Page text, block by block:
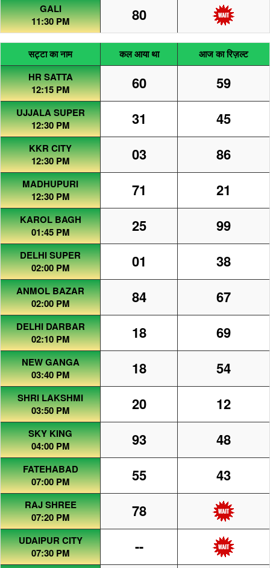
GALI
11:30 PM
80
सट्टा का नाम कल आया था
आज का रिज़ल्ट
HR SATTA
12:15 PM
60 59
UJJALA SUPER
12:30 PM
31 45
KKR CITY
12:30 PM
03 86
MADHUPURI
12:30 PM
71 21
KAROL BAGH
01:45 PM
25 99
DELHI SUPER
02:00 PM
01 38
ANMOL BAZAR
02:00 PM
84 67
DELHI DARBAR
02:10 PM
18 69
NEW GANGA
03:40 PM
18 54
SHRI LAKSHMI
03:50 PM
20 12
SKY KING
04:00 PM
93 48
FATEHABAD
07:00 PM
55 43
RAJ SHREE
07:20 PM
78
UDAIPUR CITY
07:30 PM
--